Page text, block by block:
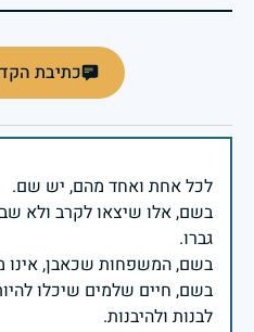
כתיבת
בשם, אלו שיצאו לקרב ולא
בשם, חיים שלמים שיכלו